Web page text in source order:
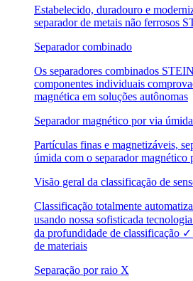
Estabelecido, duradouro e
separador de metais não ferrosos
Separador combinado
Os separadores combinados
componentes individuais
magnética em soluções autônomas
Separador magnético por via úmida
Partículas finas e magnetizáveis,
úmida com o separador
Visão geral da classificação de
Classificação totalmente
usando nossa sofisticada
da profundidade de classificação
de materiais
Separação por raio X